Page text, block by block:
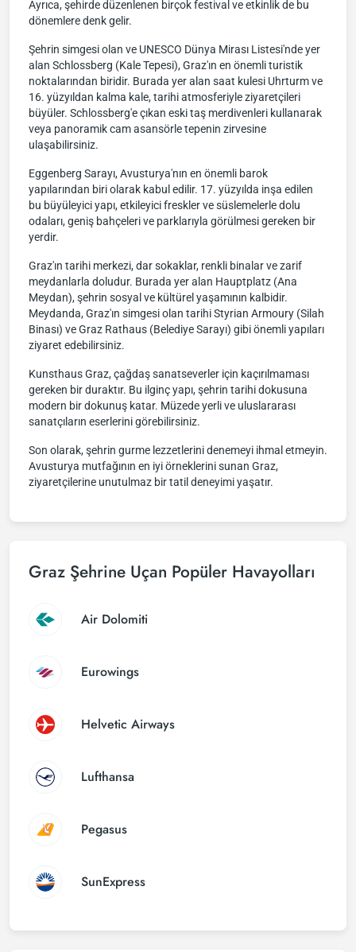
Ayrıca, şehirde düzenlenen birçok festival ve etkinlik de bu
dönemlere denk gelir.
Şehrin simgesi olan ve UNESCO Dünya Mirası Listesi'nde yer
alan Schlossberg (Kale Tepesi), Graz'ın en önemli turistik
noktalarından biridir. Burada yer alan saat kulesi Uhrturm ve
16. yüzyıldan kalma kale, tarihi atmosferiyle ziyaretçileri
büyüler. Schlossberg'e çıkan eski taş merdivenleri kullanarak
veya panoramik cam asansörle tepenin zirvesine
ulaşabilirsiniz.
Eggenberg Sarayı, Avusturya'nın en önemli barok
yapılarından biri olarak kabul edilir. 17. yüzyılda inşa edilen
bu büyüleyici yapı, etkileyici freskler ve süslemelerle dolu
odaları, geniş bahçeleri ve parklarıyla görülmesi gereken bir
yerdir.
Graz'ın tarihi merkezi, dar sokaklar, renkli binalar ve zarif
meydanlarla doludur. Burada yer alan Hauptplatz (Ana
Meydan), şehrin sosyal ve kültürel yaşamının kalbidir.
Meydanda, Graz'ın simgesi olan tarihi Styrian Armoury (Silah
Binası) ve Graz Rathaus (Belediye Sarayı) gibi önemli yapıları
ziyaret edebilirsiniz.
Kunsthaus Graz, çağdaş sanatseverler için kaçırılmaması
gereken bir duraktır. Bu ilginç yapı, şehrin tarihi dokusuna
modern bir dokunuş katar. Müzede yerli ve uluslararası
sanatçıların eserlerini görebilirsiniz.
Son olarak, şehrin gurme lezzetlerini denemeyi ihmal etmeyin.
Avusturya mutfağının en iyi örneklerini sunan Graz,
ziyaretçilerine unutulmaz bir tatil deneyimi yaşatır.
Graz Şehrine Uçan Popüler Havayolları
Air Dolomiti
Eurowings
Helvetic Airways
Lufthansa
Pegasus
SunExpress